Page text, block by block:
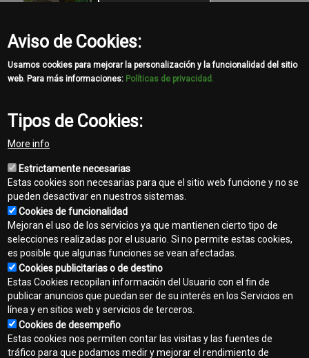
Footer
menu
Contacto
Mapa del sitio
Normas de privacidad
Aviso de Cookies:
Usamos cookies para mejorar la personalización y la funcionalidad del sitio
web. Para más informaciones: Políticas de privacidad.
Tipos de Cookies:
More info
Estrictamente necesarias
Estas cookies son necesarias para que el sitio web funcione y no se
pueden desactivar en nuestros sistemas.
Cookies de funcionalidad
Mejoran el uso de los servicios ya que mantienen cierto tipo de
selecciones realizadas por el usuario. Si no permite estas cookies,
es posible que algunas funciones se vean afectadas.
Cookies publicitarias o de destino
Estas Cookies recopilan información del Usuario con el fin de
publicar anuncios que puedan ser de su interés en los Servicios en
línea y en sitios web y servicios de terceros.
Cookies de desempeño
Estas cookies nos permiten contar las visitas y las fuentes de
tráfico para que podamos medir y mejorar el rendimiento de